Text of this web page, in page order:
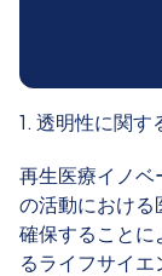
1. 透明性に関す
再生医療イノベ
の活動における
確保することに
るライフサイ